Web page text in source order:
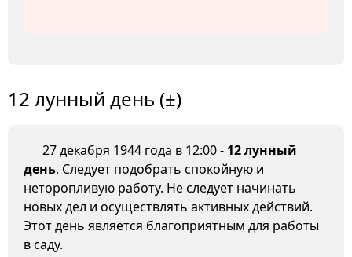
12 лунный день (±)
27 декабря 1944 года в 12:00 - 12 лунный
день. Следует подобрать спокойную и
неторопливую работу. Не следует начинать
новых дел и осуществлять активных действий.
Этот день является благоприятным для работы
в саду.